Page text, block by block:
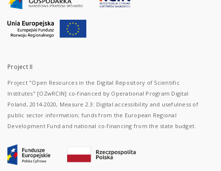
Project II
Project "Open Resources in the Digital Repository of Scientific
Institutes" [OZwRCIN] co-financed by Operational Program Digital
Poland, 2014-2020, Measure 2.3: Digital accessibility and usefulness of
public sector information; funds from the European Regional
Development Fund and national co-financing from the state budget.